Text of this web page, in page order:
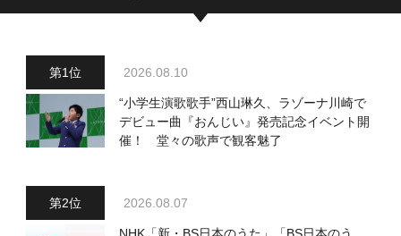
2026.08.10
“小学生演歌歌手”西山琳久、ラゾーナ川崎で
デビュー曲『おんじい』発売記念イベント開
催！ 堂々の歌声で観客魅了
2026.08.07